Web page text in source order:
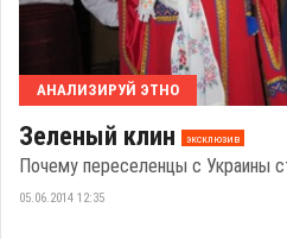
АНАЛИЗИРУЙ ЭТНО
Зеленый клин эксклюзив
Почему переселенцы с Украины
05.06.2014 12:35